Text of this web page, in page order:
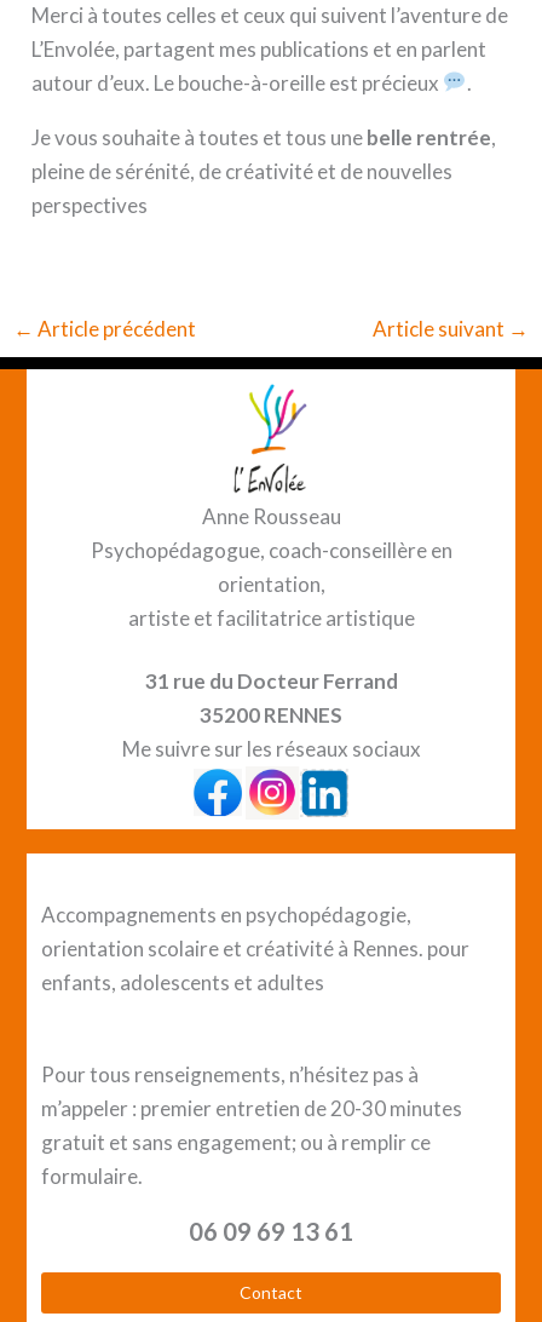
Merci à toutes celles et ceux qui suivent l’aventure de
L’Envolée, partagent mes publications et en parlent
autour d’eux. Le bouche-à-oreille est précieux
.
Je vous souhaite à toutes et tous unebelle rentrée,
pleine de sérénité, de créativité et de nouvelles
perspectives
← Article précédent Article suivant →
Anne Rousseau
Psychopédagogue, coach-conseillère en
orientation,
artiste et facilitatrice artistique
31 rue du Docteur Ferrand
35200 RENNES
Me suivre sur les réseaux sociaux
Accompagnements en psychopédagogie,
orientation scolaire et créativité à Rennes. pour
enfants, adolescents et adultes
Pour tous renseignements, n’hésitez pas à
m’appeler : premier entretien de 20-30 minutes
gratuit et sans engagement; ou à remplir ce
formulaire.
06 09 69 13 61
Contact